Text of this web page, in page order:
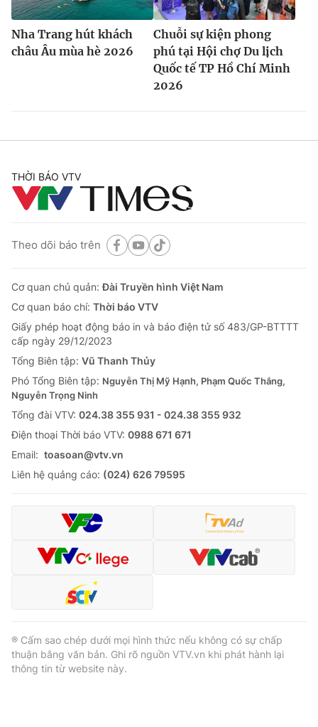
Nha Trang hút khách
châu Âu mùa hè 2026
Chuỗi sự kiện phong
phú tại Hội chợ Du lịch
Quốc tế TP Hồ Chí Minh
2026
THỜI BÁO VTV
Theo dõi báo trên
Cơ quan chủ quản:Đài Truyền hình Việt Nam
Cơ quan báo chí: Thời báo VTV
Giấy phép hoạt động báo in và báo điện tử số 483/GP-BTTTT
cấp ngày 29/12/2023
Tổng Biên tập: Vũ Thanh Thủy
Phó Tổng Biên tập: Nguyễn Thị Mỹ Hạnh, Phạm Quốc Thắng,
Nguyễn Trọng Ninh
Tổng đài VTV: 024.38 355 931 - 024.38 355 932
Ðiện thoại Thời báo VTV: 0988 671 671
Email: toasoan@vtv.vn
Liên hệ quảng cáo: (024) 626 79595
® Cấm sao chép dưới mọi hình thức nếu không có sự chấp
thuận bằng văn bản. Ghi rõ nguồn VTV.vn khi phát hành lại
thông tin từ website này.